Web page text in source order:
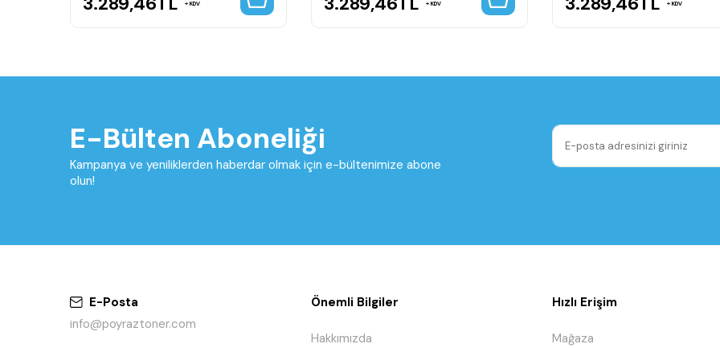
KDV KDV KDV
E-Bülten Aboneliği
Kampanya ve yeniliklerden haberdar olmak için e-bültenimize abone
olun!
E-Posta
info@poyraztoner.com
Önemli Bilgiler
Hakkımızda
Hızlı Erişim
Mağaza